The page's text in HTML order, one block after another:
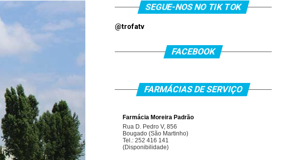
SEGUE-NOS NO TIK TOK
@trofatv
FACEBOOK
FARMÁCIAS DE SERVIÇO